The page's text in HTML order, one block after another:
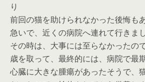
り
前回の猫を助けられなかった後悔も
急いで、近くの病院へ連れて行きまし
その時は、大事には至らなかったの
歳を取って、最終的には、 病院で最
心臓に大きな腫瘍があったそうで、